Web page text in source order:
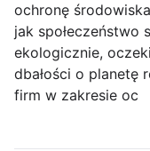
ochronę
jak społeczeństwo
ekologicznie,
dbałości o planetę
firm w zakresie oc